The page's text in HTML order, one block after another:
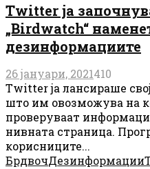
Twitter ја
„Birdwatch“
дезинформациите
26 јануари, 2021410
Twitter ја лансираше
што им овозможува на
проверуваат
нивната страница.
корисниците...
БрдвочДезинформации